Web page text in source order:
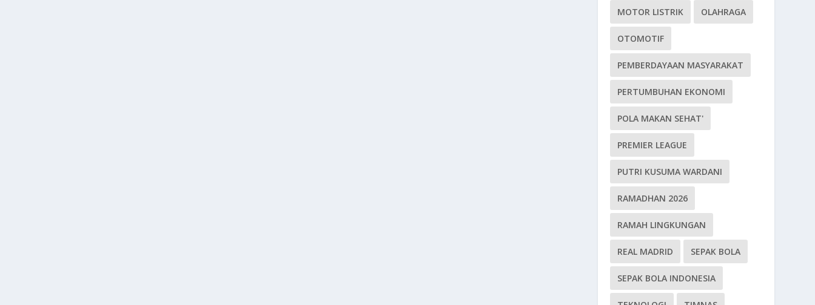
MOTOR LISTRIK OLAHRAGA
OTOMOTIF
PEMBERDAYAAN MASYARAKAT
PERTUMBUHAN EKONOMI
POLA MAKAN SEHAT'
PREMIER LEAGUE
PUTRI KUSUMA WARDANI
RAMADHAN 2026
RAMAH LINGKUNGAN
REAL MADRID SEPAK BOLA
SEPAK BOLA INDONESIA